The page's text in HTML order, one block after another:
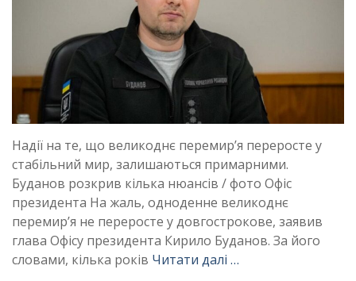
Надії на те, що великоднє перемир’я переросте у
стабільний мир, залишаються примарними.
Буданов розкрив кілька нюансів / фото Офіс
президента На жаль, одноденне великоднє
перемир’я не переросте у довгострокове, заявив
глава Офісу президента Кирило Буданов. За його
словами, кілька років Читати далі …